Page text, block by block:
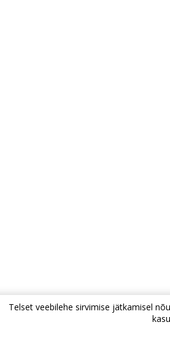
Telset veebilehe sirvimise jätkamisel